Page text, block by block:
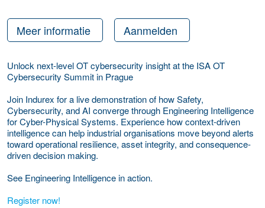
Meer informatie Aanmelden
Unlock next-level OT cybersecurity insight at the ISA OT
Cybersecurity Summit in Prague
Join Indurex for a live demonstration of how Safety,
Cybersecurity, and AI converge through Engineering Intelligence
for Cyber-Physical Systems. Experience how context-driven
intelligence can help industrial organisations move beyond alerts
toward operational resilience, asset integrity, and consequence-
driven decision making.
See Engineering Intelligence in action.
Register now!